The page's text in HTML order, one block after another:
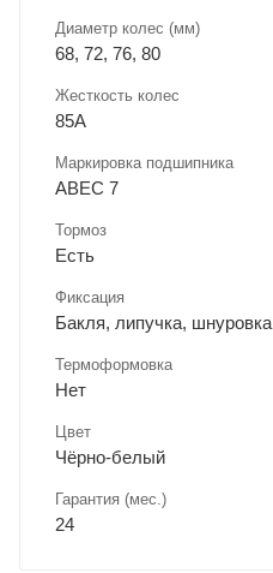
Диаметр колес (мм)
68, 72, 76, 80
Жесткость колес
85A
Маркировка подшипника
ABEC 7
Тормоз
Есть
Фиксация
Бакля, липучка, шнуровка
Термоформовка
Нет
Цвет
Чёрно-белый
Гарантия (мес.)
24